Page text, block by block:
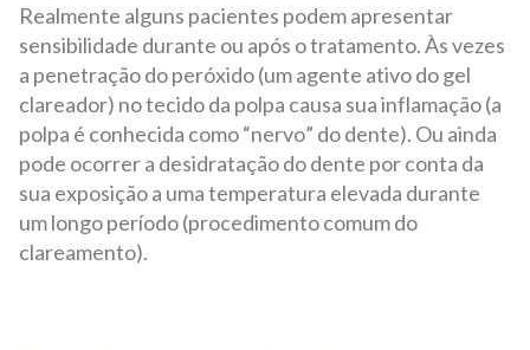
Realmente alguns pacientes podem apresentar
sensibilidade durante ou após o tratamento. Às vezes
a penetração do peróxido (um agente ativo do gel
clareador) no tecido da polpa causa sua inflamação (a
polpa é conhecida como “nervo” do dente). Ou ainda
pode ocorrer a desidratação do dente por conta da
sua exposição a uma temperatura elevada durante
um longo período (procedimento comum do
clareamento).